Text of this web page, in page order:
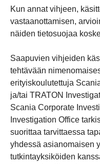
Kun annat vihjeen,
vastaanottamisen,
näiden tietosuojaa
Saapuvien vihjeiden
tehtävään
erityiskoulutettuja
ja/tai TRATON
Scania Corporate
Investigation Office
suorittaa tarvittaessa
yhdessä asianomaisen
tutkintayksiköiden